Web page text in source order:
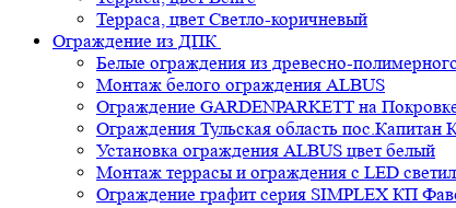
Терраса, цвет Светло-коричневый
Ограждение из ДПК
Белые ограждения из древесно-
Монтаж белого ограждения ALBUS
Ограждение GARDENPARKETT на
Ограждения Тульская область пос.Капитан
Установка ограждения ALBUS цвет белый
Монтаж террасы и ограждения с LED
Ограждение графит серия SIMPLEX КП